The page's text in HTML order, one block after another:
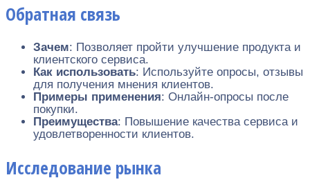
Обратная связь
Зачем: Позволяет пройти улучшение продукта и
клиентского сервиса.
Как использовать: Используйте опросы, отзывы
для получения мнения клиентов.
Примеры применения: Онлайн-опросы после
покупки.
Преимущества: Повышение качества сервиса и
удовлетворенности клиентов.
Исследование рынка